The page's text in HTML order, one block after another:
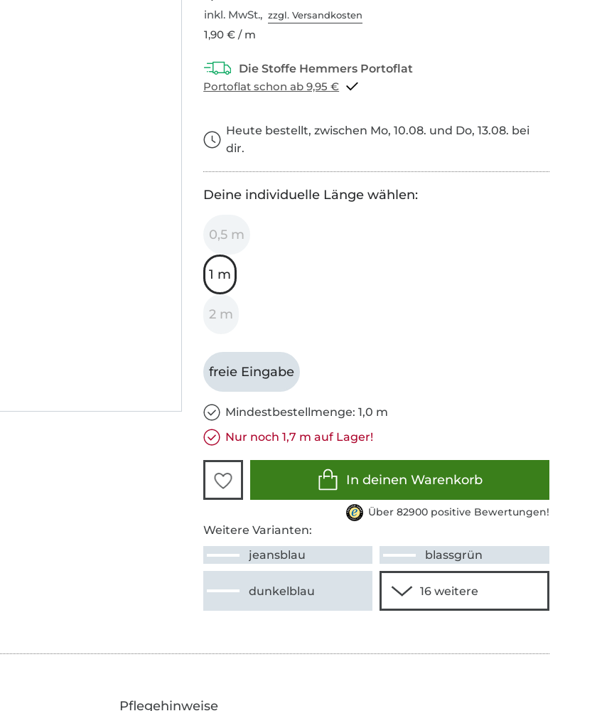
inkl. MwSt.,zzgl. Versandkosten
1,90 € / m
Portoflat schon ab 9,95 €
Heute bestellt, zwischen Mo, 10.08. und Do, 13.08. bei
dir.
Deine individuelle Länge wählen:
0,5 m
1 m
2 m
freie Eingabe
Mindestbestellmenge: 1,0 m
Nur noch 1,7 m auf Lager!
In deinen Warenkorb
Über 82900 positive Bewertungen!
Weitere Varianten:
jeansblau
blassgrün
dunkelblau
Pflegehinweise